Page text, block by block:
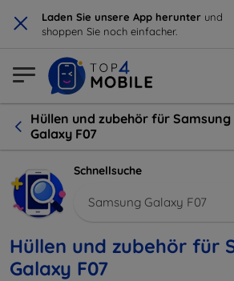
× Laden Sie unsere App herunter und
shoppen Sie noch einfacher.
Hüllen und zubehör für Samsung
Galaxy F07
Schnellsuche
Samsung Galaxy F07
Hüllen und zubehör für
Galaxy F07